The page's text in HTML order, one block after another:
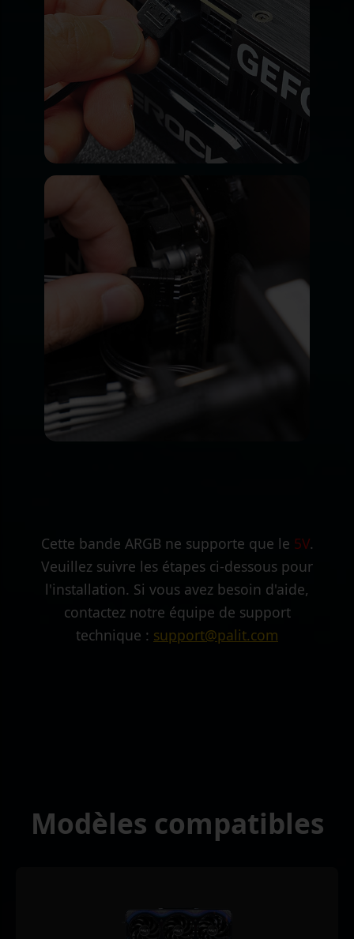
Cette bande ARGB ne supporte que le 5V.
Veuillez suivre les étapes ci-dessous pour
l'installation. Si vous avez besoin d'aide,
contactez notre équipe de support
technique : support@palit.com
Modèles compatibles